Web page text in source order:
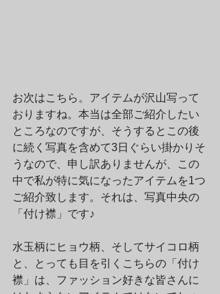
お次はこちら。アイテムが沢山写って
おりますね。本当は全部ご紹介したい
ところなのですが、そうするとこの後
に続く写真を含めて3日ぐらい掛かりそ
うなので、申し訳ありませんが、この
中で私が特に気になったアイテムを1つ
ご紹介致します。それは、写真中央の
「付け襟」です♪
水玉柄にヒョウ柄、そしてサイコロ柄
と、とっても目を引くこちらの「付け
襟」は、ファッション好きな皆さんに